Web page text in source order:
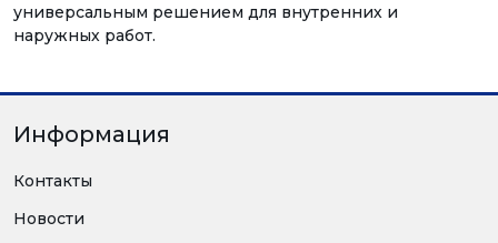
универсальным решением для внутренних и
наружных работ.
Информация
Контакты
Новости